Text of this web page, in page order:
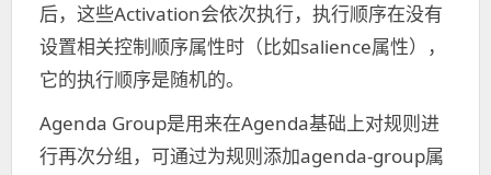
后，这些Activation会依次执行，执行顺序在没有
设置相关控制顺序属性时（比如salience属性），
它的执行顺序是随机的。
Agenda Group是用来在Agenda基础上对规则进
行再次分组，可通过为规则添加agenda-group属